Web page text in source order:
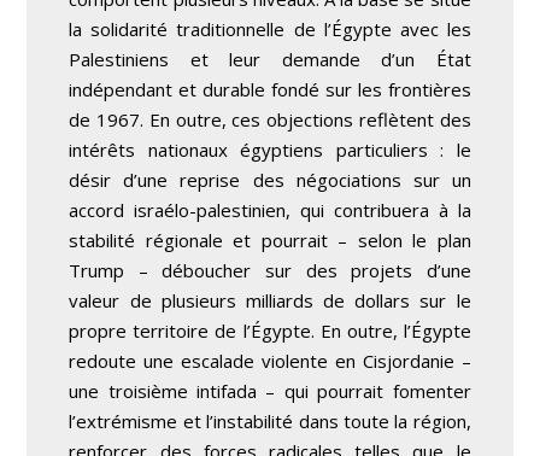
la solidarité traditionnelle de l’Égypte avec les
Palestiniens et leur demande d’un État
indépendant et durable fondé sur les frontières
de 1967. En outre, ces objections reflètent des
intérêts nationaux égyptiens particuliers : le
désir d’une reprise des négociations sur un
accord israélo-palestinien, qui contribuera à la
stabilité régionale et pourrait – selon le plan
Trump – déboucher sur des projets d’une
valeur de plusieurs milliards de dollars sur le
propre territoire de l’Égypte. En outre, l’Égypte
redoute une escalade violente en Cisjordanie –
une troisième intifada – qui pourrait fomenter
l’extrémisme et l’instabilité dans toute la région,
renforcer des forces radicales telles que le